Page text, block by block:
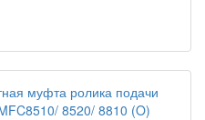
муфта ролика подачи
8520/ 8810 (O)